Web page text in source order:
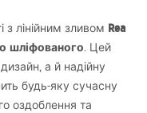
з лінійним зливом Rea
шліфованого. Цей
а й надійну
будь-яку сучасну
оздоблення та